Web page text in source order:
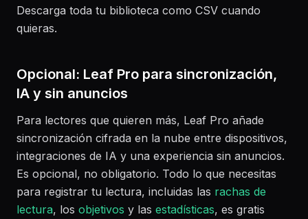
Descarga toda tu biblioteca como CSV cuando
quieras.
Opcional: Leaf Pro para sincronización,
IA y sin anuncios
Para lectores que quieren más, Leaf Pro añade
sincronización cifrada en la nube entre dispositivos,
integraciones de IA y una experiencia sin anuncios.
Es opcional, no obligatorio. Todo lo que necesitas
para registrar tu lectura, incluidas las rachas de
lectura, los objetivos y las estadísticas, es gratis